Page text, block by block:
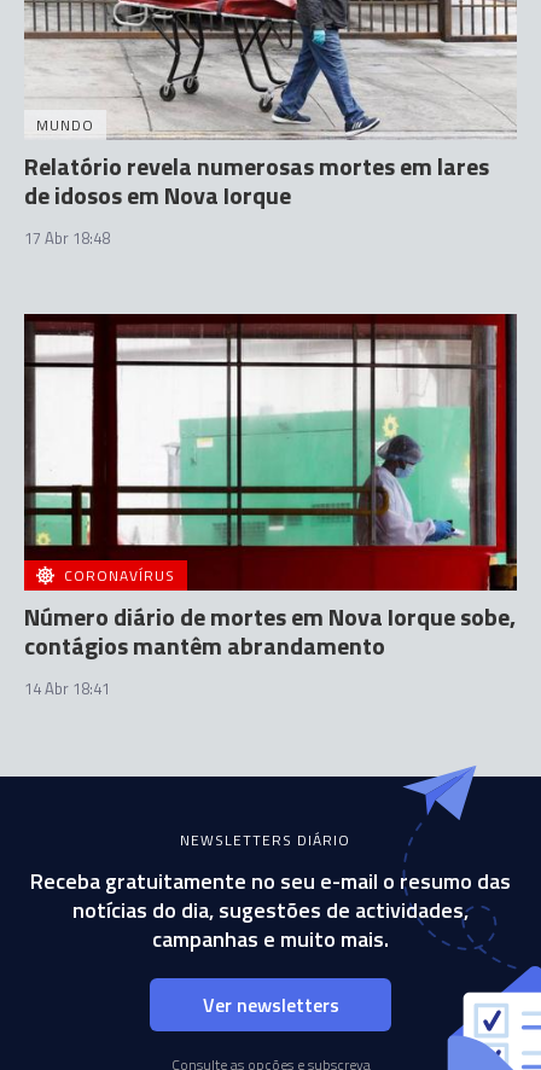
MUNDO
Relatório revela numerosas mortes em lares
de idosos em Nova Iorque
17 Abr 18:48
CORONAVÍRUS
Número diário de mortes em Nova Iorque sobe,
contágios mantêm abrandamento
14 Abr 18:41
NEWSLETTERS DIÁRIO
Receba gratuitamente no seu e-mail o resumo das
notícias do dia, sugestões de actividades,
campanhas e muito mais.
Ver newsletters
Consulte as opções e subscreva